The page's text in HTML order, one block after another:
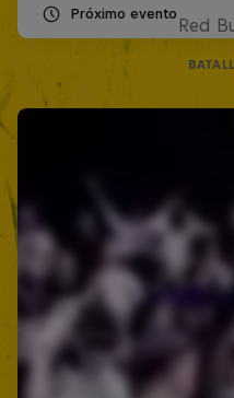
Próximo evento
Red